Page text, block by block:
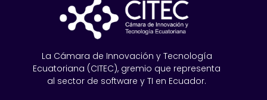
La Cámara de Innovación y Tecnología
Ecuatoriana (CITEC), gremio que representa
al sector de software y TI en Ecuador.